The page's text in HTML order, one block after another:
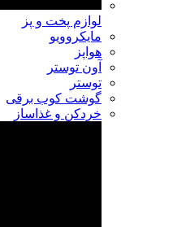
لوازم پخت و پز
مایکروویو
هواپز
آون توستر
توستر
گوشت کوب برقی
خردکن و غذاساز